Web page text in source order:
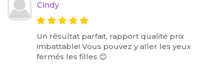
Cindy
Un résultat parfait, rapport qualité prix
imbattable! Vous pouvez y aller les yeux
fermés les filles 😊